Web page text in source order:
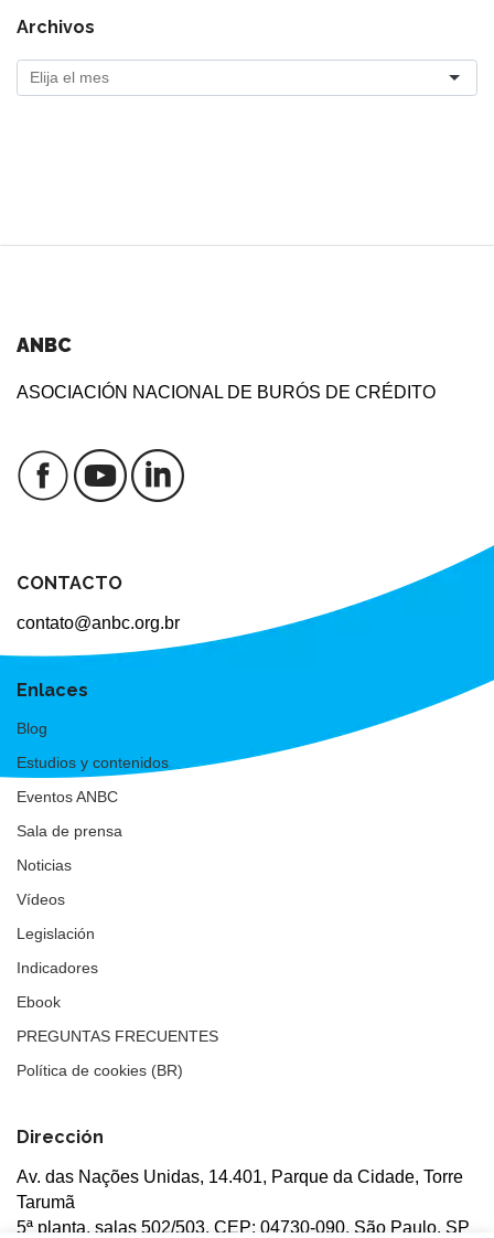
Archivos
ANBC
ASOCIACIÓN NACIONAL DE BURÓS DE CRÉDITO
CONTACTO
contato@anbc.org.br
Enlaces
Blog
Estudios y contenidos
Eventos ANBC
Sala de prensa
Noticias
Vídeos
Legislación
Indicadores
Ebook
PREGUNTAS FRECUENTES
Política de cookies (BR)
Dirección
Av. das Nações Unidas, 14.401, Parque da Cidade, Torre
Tarumã
5ª planta, salas 502/503, CEP: 04730-090, São Paulo, SP